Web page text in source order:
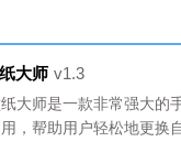
大师 v1.3
大师是一款非常强大的
，帮助用户轻松地更换